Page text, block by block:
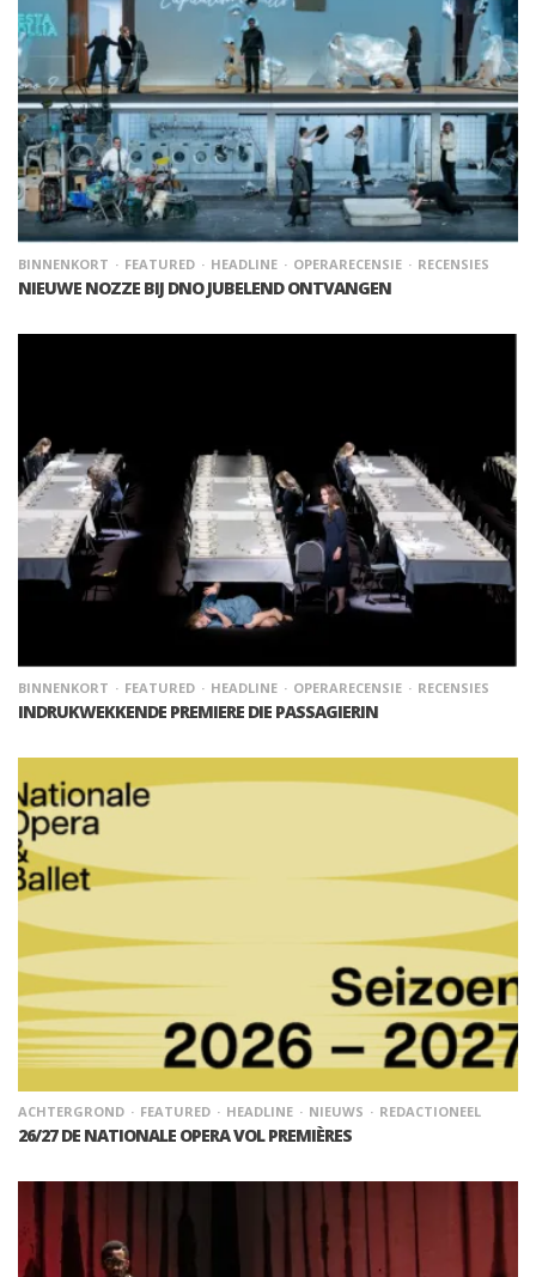
BINNENKORT FEATURED HEADLINE OPERARECENSIE RECENSIES
NIEUWE NOZZE BIJ DNO JUBELEND ONTVANGEN
BINNENKORT FEATURED HEADLINE OPERARECENSIE RECENSIES
INDRUKWEKKENDE PREMIERE DIE PASSAGIERIN
ACHTERGROND FEATURED HEADLINE NIEUWS REDACTIONEEL
26/27 DE NATIONALE OPERA VOL PREMIÈRES